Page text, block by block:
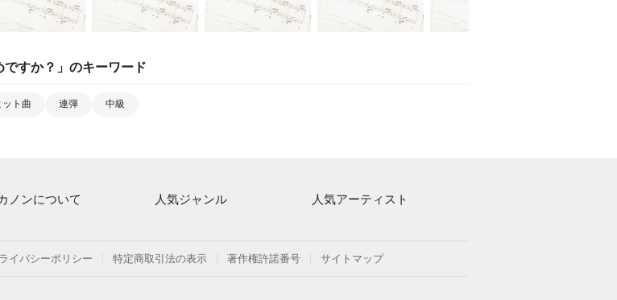
すか？ 」のキーワード
ト曲 連弾 中級
ノンについて
額プラン
人気ジャンル
クラシック
人気アーティスト
ヨルシカ
イバシーポリシー 特定商取引法の表示 著作権許諾番号 サイトマップ